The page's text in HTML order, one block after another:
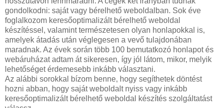
gondolkodni: saját vagy bérelhető weboldalban. Sok éve
foglalkozom keresőoptimalizált bérelhető weboldal
készítéssel, valamint természetesen olyan honlapokkal is,
amelyek átadás után véglegesen a vevő tulajdonában
maradnak. Az évek során több 100 bemutatkozó honlapot és
webáruházat adtam át sikeresen, így jól látom, mikor, melyik
lehetőséget érdemesebb inkább választani.
Az alábbi sorokkal bízom benne, hogy segíthetek döntést
hozni abban, hogy saját weboldalt nyiss vagy inkább
keresőoptimalizált bérelhető weboldal készítés szolgáltatást